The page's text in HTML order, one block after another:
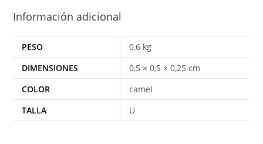
Información adicional
PESO
0,6 kg
DIMENSIONES
0,5 × 0,5 × 0,25 cm
COLOR
camel
TALLA
U